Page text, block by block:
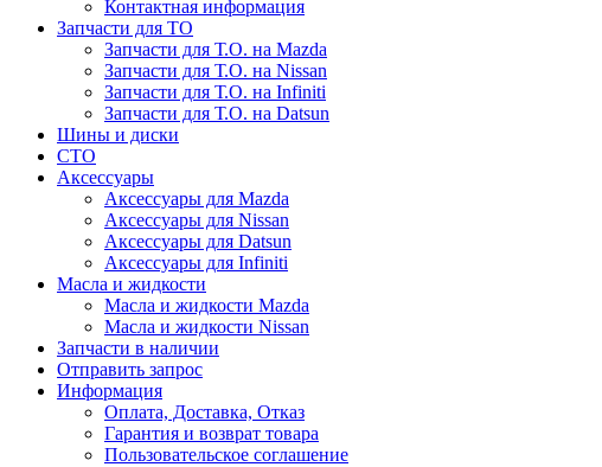
Контактная информация
Запчасти для ТО
Запчасти для Т.О. на Mazda
Запчасти для Т.О. на Nissan
Запчасти для Т.О. на Infiniti
Запчасти для Т.О. на Datsun
Шины и диски
СТО
Аксессуары
Аксессуары для Mazda
Аксессуары для Nissan
Аксессуары для Datsun
Аксессуары для Infiniti
Масла и жидкости
Масла и жидкости Mazda
Масла и жидкости Nissan
Запчасти в наличии
Отправить запрос
Информация
Оплата, Доставка, Отказ
Гарантия и возврат товара
Пользовательское соглашение